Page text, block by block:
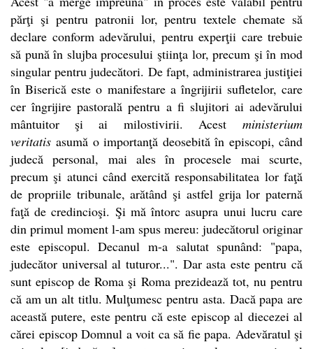
părţi şi pentru patronii lor, pentru textele chemate să
declare conform adevărului, pentru experţii care trebuie
să pună în slujba procesului ştiinţa lor, precum şi în mod
singular pentru judecători. De fapt, administrarea justiţiei
în Biserică este o manifestare a îngrijirii sufletelor, care
cer îngrijire pastorală pentru a fi slujitori ai adevărului
mântuitor şi ai milostivirii. Acest ministerium
veritatis asumă o importanţă deosebită în episcopi, când
judecă personal, mai ales în procesele mai scurte,
precum şi atunci când exercită responsabilitatea lor faţă
de propriile tribunale, arătând şi astfel grija lor paternă
faţă de credincioşi. Şi mă întorc asupra unui lucru care
din primul moment l-am spus mereu: judecătorul originar
este episcopul. Decanul m-a salutat spunând: "papa,
judecător universal al tuturor...". Dar asta este pentru că
sunt episcop de Roma şi Roma prezidează tot, nu pentru
că am un alt titlu. Mulţumesc pentru asta. Dacă papa are
această putere, este pentru că este episcop al diecezei al
cărei episcop Domnul a voit ca să fie papa. Adevăratul şi